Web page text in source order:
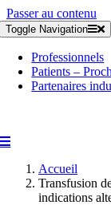
Passer au contenu
Toggle Navigation
Professionnels
Patients –
Partenaires
Accueil
Transfusion
indications